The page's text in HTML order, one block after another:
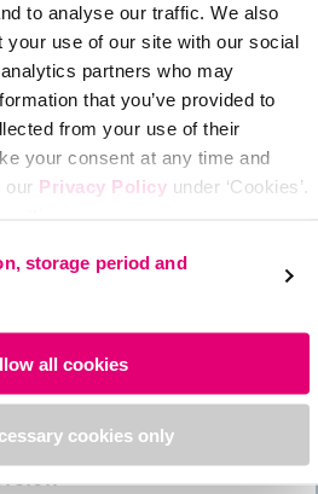
to analyse our traffic. We also
your use of our site with our social
partners who may
that you’ve provided to
from your use of their
your consent at any time and
our Privacy Policy under ‘Cookies’.
storage period and
all cookies
cookies only
die Gelenkkapsel wird durch das
zum Beispiel Abrissfraktur am
(Talus):durch den Druck beim
Gelenkflächen verletzt werden.
stärkeren Traumata mit betroffen
und bei